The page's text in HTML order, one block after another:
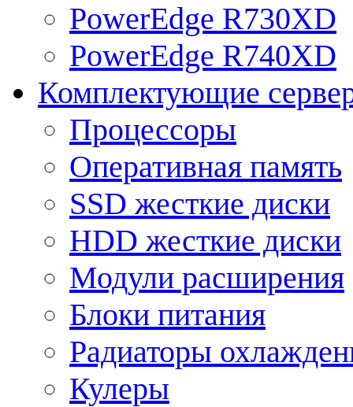
PowerEdge R730XD
PowerEdge R740XD
Комплектующие
Процессоры
Оперативная память
SSD жесткие диски
HDD жесткие диски
Модули расширения
Блоки питания
Радиаторы
Кулеры